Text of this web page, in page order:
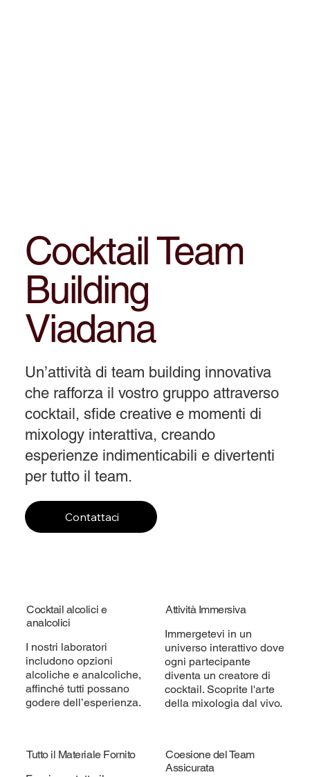
Cocktail Team
Building
Viadana
Un’attività di team building innovativa
che rafforza il vostro gruppo attraverso
cocktail, sfide creative e momenti di
mixology interattiva, creando
esperienze indimenticabili e divertenti
per tutto il team.
Contattaci
Cocktail alcolici e
analcolici
I nostri laboratori
includono opzioni
alcoliche e analcoliche,
affinché tutti possano
godere dell’esperienza.
Attività Immersiva
Immergetevi in un
universo interattivo dove
ogni partecipante
diventa un creatore di
cocktail. Scoprite l'arte
della mixologia dal vivo.
Tutto il Materiale Fornito
Coesione del Team
Assicurata